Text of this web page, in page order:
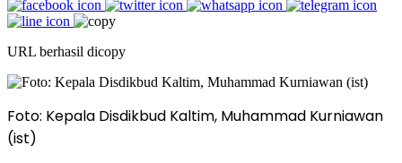
URL berhasil dicopy
Foto: Kepala Disdikbud Kaltim, Muhammad Kurniawan
(ist)